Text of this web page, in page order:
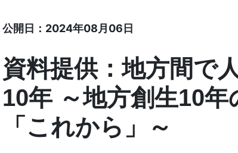
公開日：2024年08月06日
資料提供：地方間で
10年 ～地方創生10
「これから」～